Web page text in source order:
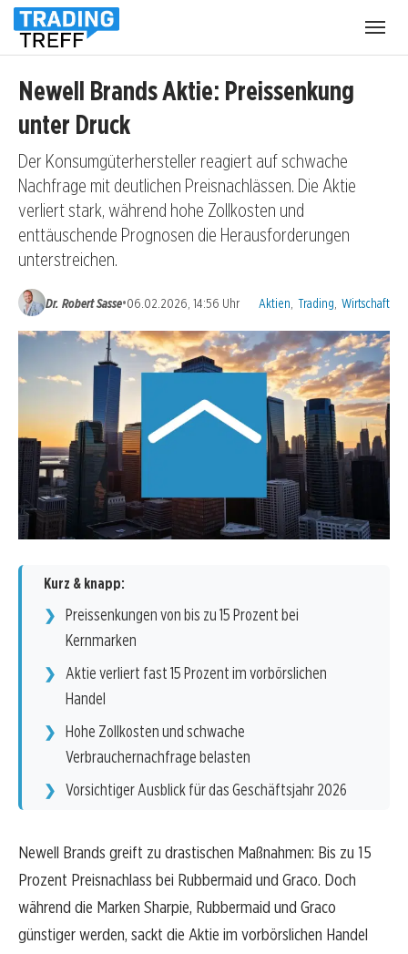
Newell Brands Aktie: Preissenkung
unter Druck
Der Konsumgüterhersteller reagiert auf schwache
Nachfrage mit deutlichen Preisnachlässen. Die Aktie
verliert stark, während hohe Zollkosten und
enttäuschende Prognosen die Herausforderungen
unterstreichen.
Dr. Robert Sasse•06.02.2026, 14:56 Uhr Kategorien:
Aktien Trading Wirtschaft
Kurz & knapp:
Preissenkungen von bis zu 15 Prozent bei
Kernmarken
Aktie verliert fast 15 Prozent im vorbörslichen
Handel
Hohe Zollkosten und schwache
Verbrauchernachfrage belasten
Vorsichtiger Ausblick für das Geschäftsjahr 2026
Newell Brands greift zu drastischen Maßnahmen: Bis zu 15
Prozent Preisnachlass bei Rubbermaid und Graco. Doch
während die Marken Sharpie, Rubbermaid und Graco
günstiger werden, sackt die Aktie im vorbörslichen Handel